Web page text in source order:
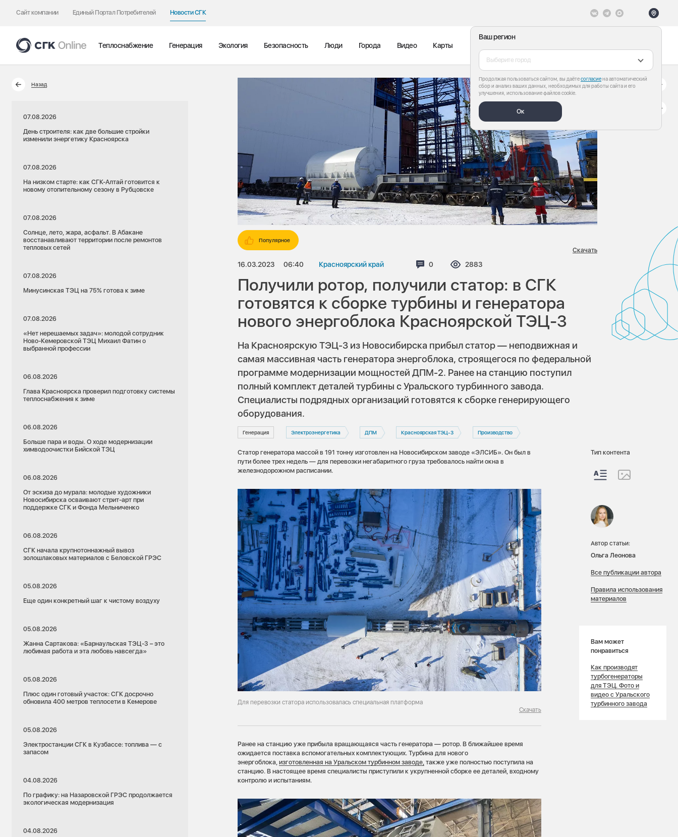
Сайт компании Единый Портал Потребителей Новости СГК
Ваш регион
Выберите город
Продолжая пользоваться сайтом, вы даётесогласиена автоматический
сбор и анализ ваших данных, необходимых для работы сайта и его
улучшения, использование файлов cookie.
Ок
Теплоснабжение Генерация Экология Безопасность Люди Города Видео Карты
Назад
07.08.2026
День строителя: как две большие стройки
изменили энергетику Красноярска
07.08.2026
На низком старте: как СГК-Алтай готовится к
новому отопительному сезону в Рубцовске
07.08.2026
Солнце, лето, жара, асфальт. В Абакане
восстанавливают территории после ремонтов
тепловых сетей
07.08.2026
Минусинская ТЭЦ на 75% готова к зиме
07.08.2026
«Нет нерешаемых задач»: молодой сотрудник
Ново-Кемеровской ТЭЦ Михаил Фатин о
выбранной профессии
06.08.2026
Глава Красноярска проверил подготовку системы
теплоснабжения к зиме
06.08.2026
Больше пара и воды. О ходе модернизации
химводоочистки Бийской ТЭЦ
06.08.2026
От эскиза до мурала: молодые художники
Новосибирска осваивают стрит-арт при
поддержке СГК и Фонда Мельниченко
06.08.2026
СГК начала крупнотоннажный вывоз
золошлаковых материалов с Беловской ГРЭС
05.08.2026
Еще один конкретный шаг к чистому воздуху
05.08.2026
Жанна Сартакова: «Барнаульская ТЭЦ-3 – это
любимая работа и эта любовь навсегда»
05.08.2026
Плюс один готовый участок: СГК досрочно
обновила 400 метров теплосети в Кемерове
05.08.2026
Электростанции СГК в Кузбассе: топлива — с
запасом
04.08.2026
По графику: на Назаровской ГРЭС продолжается
экологическая модернизация
04.08.2026
Популярное
16.03.2023 06:40 Красноярский край Комментариев:
0 Просмотров:
2883
Скачать
Получили ротор, получили статор: в СГК
готовятся к сборке турбины и генератора
нового энергоблока Красноярской ТЭЦ-3
На Красноярскую ТЭЦ-3 из Новосибирска прибыл статор — неподвижная и
самая массивная часть генератора энергоблока, строящегося по федеральной
программе модернизации мощностей ДПМ-2. Ранее на станцию поступил
полный комплект деталей турбины с Уральского турбинного завода.
Специалисты подрядных организаций готовятся к сборке генерирующего
оборудования.
Генерация Электроэнергетика ДПМ Красноярская ТЭЦ-3 Производство
Статор генератора массой в 191 тонну изготовлен на Новосибирском заводе «ЭЛСИБ». Он был в
пути более трех недель — для перевозки негабаритного груза требовалось найти окна в
железнодорожном расписании.
Для перевозки статора использовалась специальная платформа
Скачать
Ранее на станцию уже прибыла вращающаяся часть генератора — ротор. В ближайшее время
ожидается поставка вспомогательных комплектующих. Турбина для нового
энергоблока,изготовленная на Уральском турбинном заводе, также уже полностью поступила на
станцию. В настоящее время специалисты приступили к укрупненной сборке ее деталей, входному
контролю и испытаниям.
Тип контента
Автор статьи:
Ольга Леонова
Все публикации автора
Правила использования
материалов
Вам может
понравиться
Как производят
турбогенераторы
для ТЭЦ. Фото и
видео с Уральского
турбинного завода